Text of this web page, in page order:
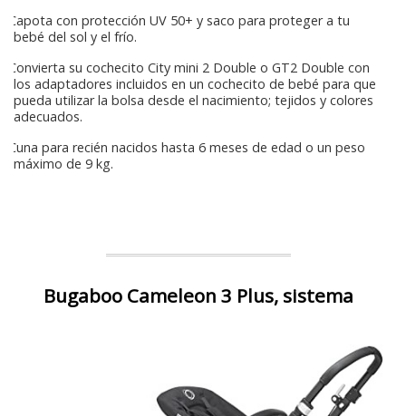
Capota con protección UV 50+ y saco para proteger a tu
bebé del sol y el frío.
Convierta su cochecito City mini 2 Double o GT2 Double con
los adaptadores incluidos en un cochecito de bebé para que
pueda utilizar la bolsa desde el nacimiento; tejidos y colores
adecuados.
Cuna para recién nacidos hasta 6 meses de edad o un peso
máximo de 9 kg.
Bugaboo Cameleon 3 Plus, sistema